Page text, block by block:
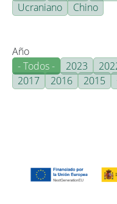
Ucraniano
Chino
Año
- Todos -
2023
2017
2016 2015